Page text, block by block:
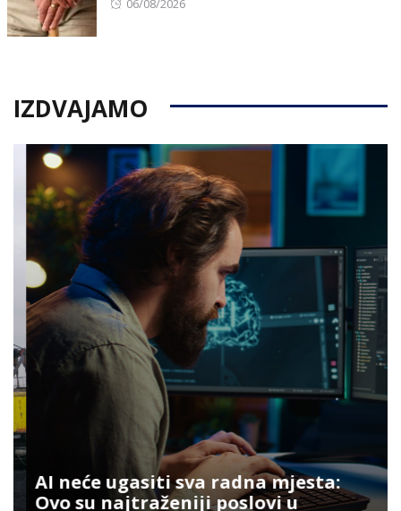
06/08/2026
IZDVAJAMO
AI neće ugasiti sva radna mjesta:
Ovo su najtraženiji poslovi u